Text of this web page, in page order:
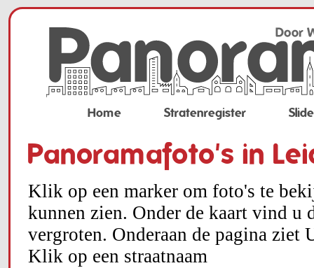
Home Stratenregister
Panoramafoto's in
Klik op een marker om foto's te
kunnen zien. Onder de kaart vind
vergroten. Onderaan de pagina ziet
Klik op een straatnaam